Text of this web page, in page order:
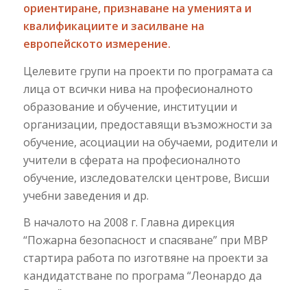
ориентиране, признаване на уменията и
квалификациите и засилване на
европейското измерение.
Целевите групи на проекти по програмата са
лица от всички нива на професионалното
образование и обучение, институции и
организации, предоставящи възможности за
обучение, асоциации на обучаеми, родители и
учители в сферата на професионалното
обучение, изследователски центрове, Висши
учебни заведения и др.
В началото на 2008 г. Главна дирекция
“Пожарна безопасност и спасяване” при МВР
стартира работа по изготвяне на проекти за
кандидатстване по програма “Леонардо да